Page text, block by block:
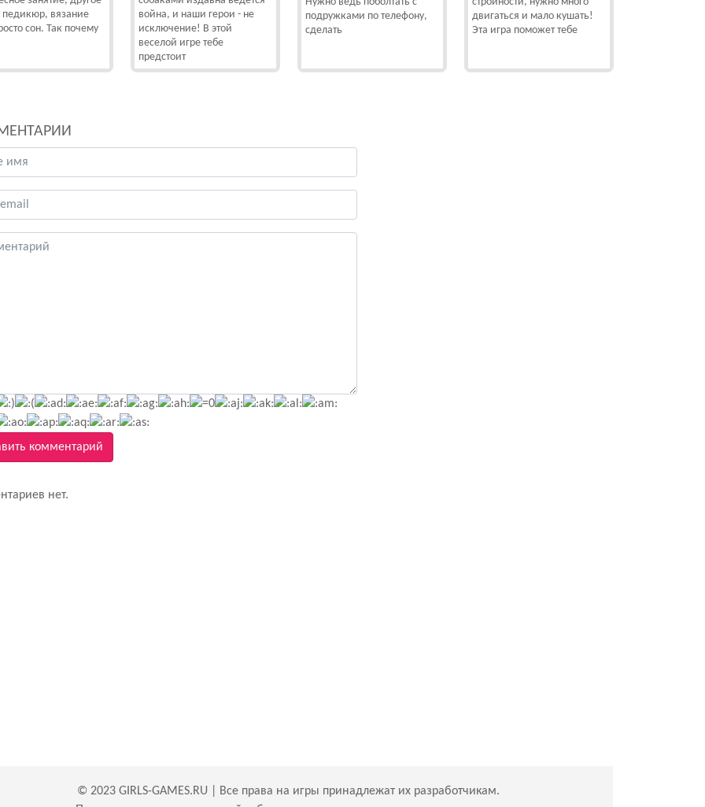
педикюр, вязание
сон. Так почему
война, и наши герои - не
исключение! В этой
веселой игре тебе
предстоит
подружками по телефону,
сделать
двигаться и мало кушать!
Эта игра поможет тебе
комментарий
нет.
© 2023 GIRLS-GAMES.RU | Все права на игры принадлежат их разработчикам.